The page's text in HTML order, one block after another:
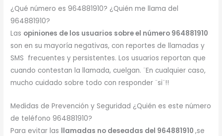
¿Qué número es 964881910? ¿Quién me llama del
964881910?
Las opiniones de los usuarios sobre el número 964881910
son en su mayoría negativas, con reportes de llamadas y
SMS frecuentes y persistentes. Los usuarios reportan que
cuando contestan la llamada, cuelgan. ¨En cualquier caso,
mucho cuidado sobre todo con responder ¨si¨!!
Medidas de Prevención y Seguridad ¿Quién es este número
de teléfono 964881910?
Para evitar las llamadas no deseadas del 964881910,se